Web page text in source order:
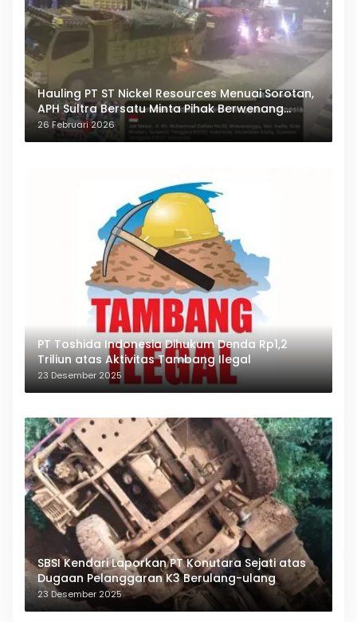
Hauling PT ST Nickel Resources Menuai Sorotan,
APH Sultra Bersatu Minta Pihak Berwenang
Bertindak
26 Februari 2026
PT Toshida Indonesia Dihukum Denda Rp1,2
Triliun atas Aktivitas Tambang Ilegal
23 Desember 2025
SBSI Kendari Laporkan PT Konutara Sejati atas
Dugaan Pelanggaran K3 Berulang-ulang
23 Desember 2025